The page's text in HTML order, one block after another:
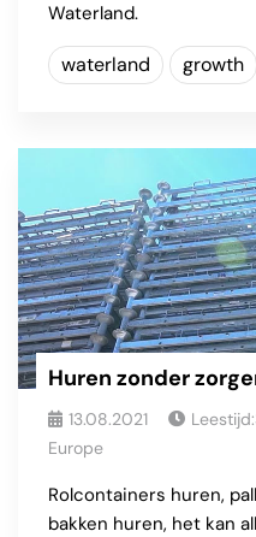
Waterland.
waterland growth
Huren zonder
13.08.2021 Leestijd:
Europe
Rolcontainers huren,
bakken huren, het kan